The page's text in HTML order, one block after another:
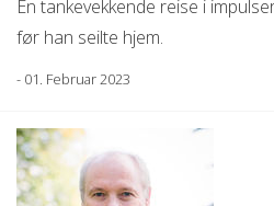
En tankevekkende reise i
før han seilte hjem.
- 01. Februar 2023